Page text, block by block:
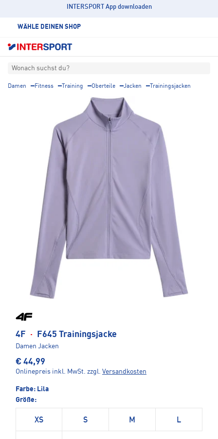
INTERSPORT App downloaden
WÄHLE DEINEN SHOP
Wonach suchst du?
Damen Fitness Training Oberteile Jacken Trainingsjacken
4F · F645 Trainingsjacke
Damen Jacken
€ 44,99
Onlinepreis inkl. MwSt. zzgl. Versandkosten
Farbe: Lila
Größe:
XS S M L